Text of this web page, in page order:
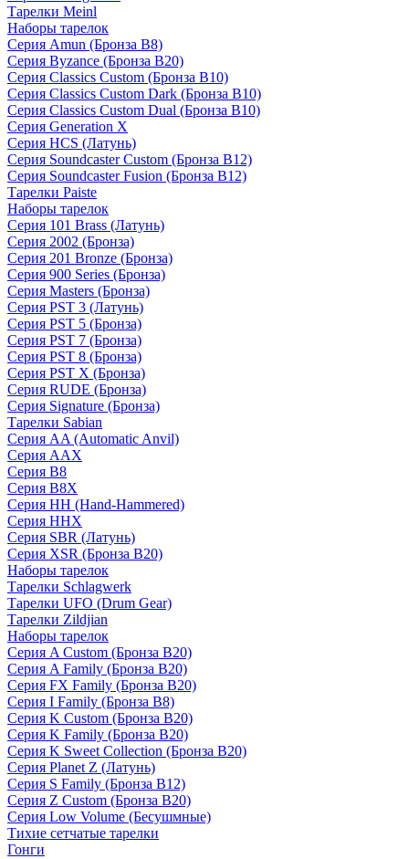
Тарелки Meinl
Наборы тарелок
Серия Amun (Бронза B8)
Серия Byzance (Бронза B20)
Серия Classics Custom (Бронза B10)
Серия Classics Custom Dark (Бронза B10)
Серия Classics Custom Dual (Бронза B10)
Серия Generation X
Серия HCS (Латунь)
Серия Soundcaster Custom (Бронза B12)
Серия Soundcaster Fusion (Бронза B12)
Тарелки Paiste
Наборы тарелок
Серия 101 Brass (Латунь)
Серия 2002 (Бронза)
Серия 201 Bronze (Бронза)
Серия 900 Series (Бронза)
Серия Masters (Бронза)
Серия PST 3 (Латунь)
Серия PST 5 (Бронза)
Серия PST 7 (Бронза)
Серия PST 8 (Бронза)
Серия PST X (Бронза)
Серия RUDE (Бронза)
Серия Signature (Бронза)
Тарелки Sabian
Серия AA (Automatic Anvil)
Серия AAX
Серия B8
Серия B8X
Серия HH (Hand-Hammered)
Серия HHX
Серия SBR (Латунь)
Серия XSR (Бронза B20)
Наборы тарелок
Тарелки Schlagwerk
Тарелки UFO (Drum Gear)
Тарелки Zildjian
Наборы тарелок
Серия A Custom (Бронза B20)
Серия A Family (Бронза B20)
Серия FX Family (Бронза B20)
Серия I Family (Бронза B8)
Серия K Custom (Бронза B20)
Серия K Family (Бронза B20)
Серия K Sweet Collection (Бронза B20)
Серия Planet Z (Латунь)
Серия S Family (Бронза B12)
Серия Z Custom (Бронза B20)
Серия Low Volume (Бесушмные)
Тихие сетчатые тарелки
Гонги